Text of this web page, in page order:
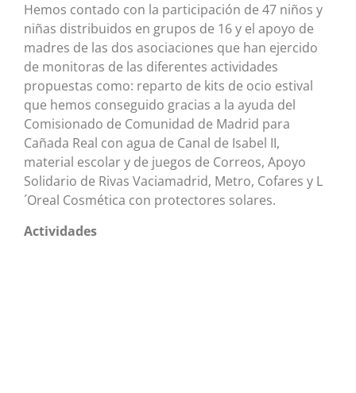
Hemos contado con la participación de 47 niños y
niñas distribuidos en grupos de 16 y el apoyo de
madres de las dos asociaciones que han ejercido
de monitoras de las diferentes actividades
propuestas como: reparto de kits de ocio estival
que hemos conseguido gracias a la ayuda del
Comisionado de Comunidad de Madrid para
Cañada Real con agua de Canal de Isabel II,
material escolar y de juegos de Correos, Apoyo
Solidario de Rivas Vaciamadrid, Metro, Cofares y L
´Oreal Cosmética con protectores solares.
Actividades